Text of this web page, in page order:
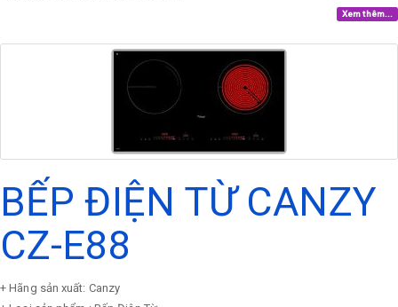
Xem thêm...
BẾP ĐIỆN TỪ CANZY
CZ-E88
+ Hãng sản xuất: Canzy